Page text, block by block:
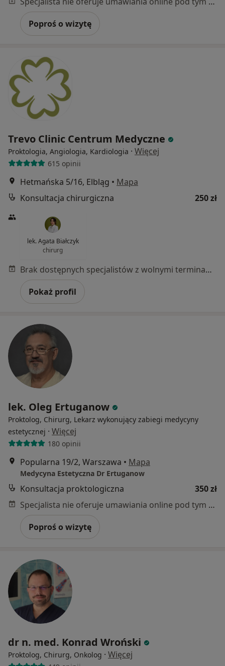
Poproś o wizytę
Trevo Clinic Centrum Medyczne
Proktologia, Angiologia, Kardiologia · Więcej
615 opinii
Hetmańska 5/16, Elbląg • Mapa
Konsultacja chirurgiczna
250 zł
lek. Agata Białczyk
chirurg
Brak dostępnych specjalistów z wolnymi terminami w tym centrum medycznym.
Pokaż profil
lek. Oleg Ertuganow
Proktolog, Chirurg, Lekarz wykonujący zabiegi medycyny
estetycznej · Więcej
180 opinii
Popularna 19/2, Warszawa • Mapa
Medycyna Estetyczna Dr Ertuganow
Konsultacja proktologiczna
350 zł
Specjalista nie oferuje umawiania online pod tym adresem.
Poproś o wizytę
dr n. med. Konrad Wroński
Proktolog, Chirurg, Onkolog · Więcej